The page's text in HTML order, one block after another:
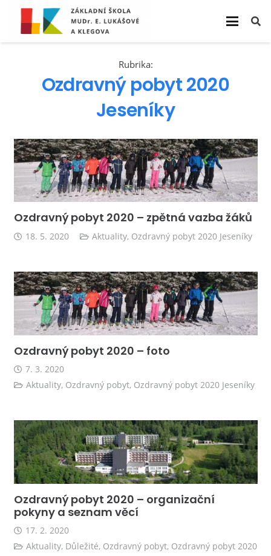
Rubrika:
Ozdravný pobyt 2020
Jeseníky
Ozdravný pobyt 2020 – zpětná vazba žáků
18. 5. 2020 Aktuality, Ozdravný pobyt 2020 Jeseníky
Ozdravný pobyt 2020 – foto
7. 3. 2020
Aktuality, Ozdravný pobyt, Ozdravný pobyt 2020 Jeseníky
Ozdravný pobyt 2020 – organizační
pokyny a seznam věcí
17. 2. 2020
Aktuality, Důležité, Ozdravný pobyt, Ozdravný pobyt 2020